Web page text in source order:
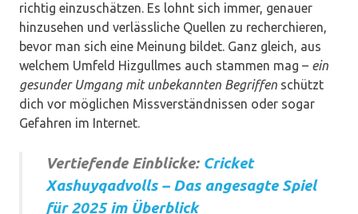
richtig einzuschätzen. Es lohnt sich immer, genauer
hinzusehen und verlässliche Quellen zu recherchieren,
bevor man sich eine Meinung bildet. Ganz gleich, aus
welchem Umfeld Hizgullmes auch stammen mag – ein
gesunder Umgang mit unbekannten Begriffen schützt
dich vor möglichen Missverständnissen oder sogar
Gefahren im Internet.
Vertiefende Einblicke: Cricket
Xashuyqadvolls – Das angesagte Spiel
für 2025 im Überblick